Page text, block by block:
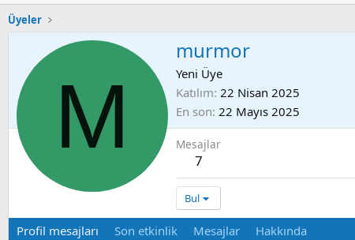
Üyeler
M
murmor
Yeni Üye
Katılım 22 Nisan 2025
En son 22 Mayıs 2025
Mesajlar
7
Bul
Profil mesajları Son etkinlik Mesajlar Hakkında